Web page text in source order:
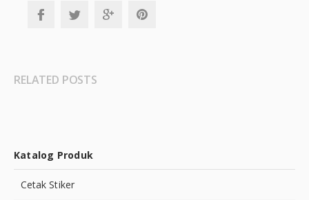
RELATED POSTS
Katalog Produk
Cetak Stiker